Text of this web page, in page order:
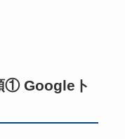
① Googleト